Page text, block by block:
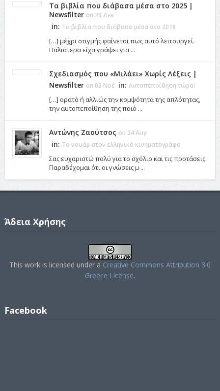
Τα βιβλία που διάβασα μέσα στο 2025 |
Newsfilter on 29 Δεκ
in: Τα βιβλία που διάβασα μέσα στο 2018
[…] μέχρι στιγμής φαίνεται πως αυτό λειτουργεί.
Παλιότερα είχα γράψει για ...
Σχεδιασμός που «Μιλάει» Χωρίς Λέξεις |
Newsfilter on 03 Νοέ in: Αυτοπεποίθηση τώρα!
[…] ορατό ή αλλιώς την κομψότητα της απλότητας,
την αυτοπεποίθηση της ποιό ...
Αντώνης Ζαούτσος on 24 Αυγ
in: Το νουάρ στον ελληνικό κινηματογράφο
Σας ευχαριστώ πολύ για το σχόλιο και τις προτάσεις.
Παραδέχομαι ότι οι γνώσεις μ ...
Άδεια Χρήσης
This work is licensed under a Creative Commons Attribution 3.0
Greece License.
Facebook